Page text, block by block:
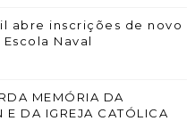
abre inscrições de novo
Naval
MEMÓRIA DA
E DA IGREJA CATÓLICA